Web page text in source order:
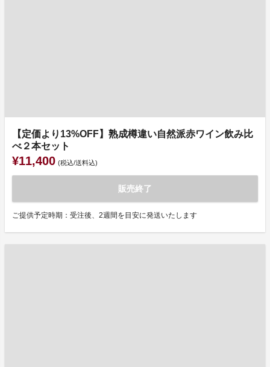
【定価より13%OFF】熟成樽違い自然派赤ワイン飲み比
べ２本セット
¥11,400 (税込/送料込)
販売終了
ご提供予定時期：受注後、2週間を目安に発送いたします